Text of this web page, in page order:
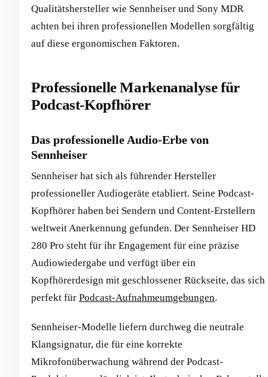
Qualitätshersteller wie Sennheiser und Sony MDR
achten bei ihren professionellen Modellen sorgfältig
auf diese ergonomischen Faktoren.
Professionelle Markenanalyse für
Podcast-Kopfhörer
Das professionelle Audio-Erbe von
Sennheiser
Sennheiser hat sich als führender Hersteller
professioneller Audiogeräte etabliert. Seine Podcast-
Kopfhörer haben bei Sendern und Content-Erstellern
weltweit Anerkennung gefunden. Der Sennheiser HD
280 Pro steht für ihr Engagement für eine präzise
Audiowiedergabe und verfügt über ein
Kopfhörerdesign mit geschlossener Rückseite, das sich
perfekt für Podcast-Aufnahmeumgebungen.
Sennheiser-Modelle liefern durchweg die neutrale
Klangsignatur, die für eine korrekte
Mikrofonüberwachung während der Podcast-